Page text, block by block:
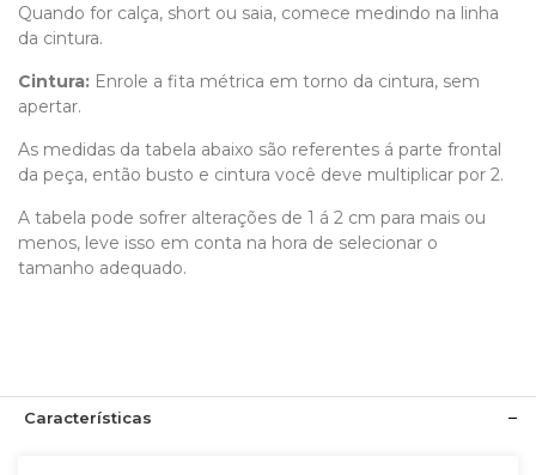
Quando for calça, short ou saia, comece medindo na linha
da cintura.
Cintura: Enrole a fita métrica em torno da cintura, sem
apertar.
As medidas da tabela abaixo são referentes á parte frontal
da peça, então busto e cintura você deve multiplicar por 2.
A tabela pode sofrer alterações de 1 á 2 cm para mais ou
menos, leve isso em conta na hora de selecionar o
tamanho adequado.
Características